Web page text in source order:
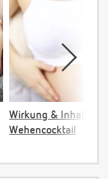
Wirkung & Inhalt:
Wehencocktail